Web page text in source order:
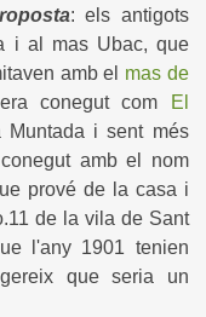
: els antigots
i al mas Ubac, que
amb el mas de
conegut com
El
i sent més
amb el nom
prové de la casa i
de la vila de Sant
l'any 1901 tenien
que seria un